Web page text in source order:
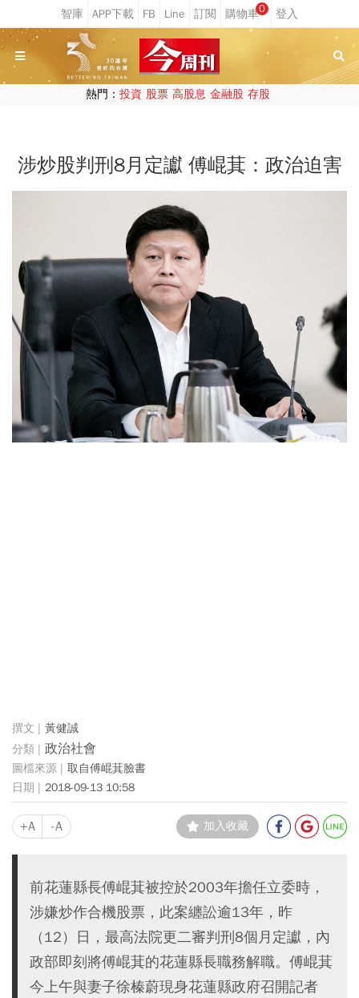
0
熱門： 投資 股票 高股息 金融股 存股
涉炒股判刑8月定讞 傅崐萁：政治迫害
黃健誠
政治社會
取自傅崐萁臉書
2018-09-13 10:58
+A -A 加入收藏
前花蓮縣長傅崐萁被控於2003年擔任立委時，
涉嫌炒作合機股票，此案纏訟逾13年，昨
（12）日，最高法院更二審判刑8個月定讞，內
政部即刻將傅崐萁的花蓮縣長職務解職。傅崐萁
今上午與妻子徐榛蔚現身花蓮縣政府召開記者